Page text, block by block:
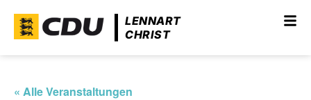
LENNART
CHRIST
« Alle Veranstaltungen